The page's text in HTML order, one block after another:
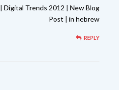
| Digital Trends 2012 | New Blog
Post | in hebrew
REPLY